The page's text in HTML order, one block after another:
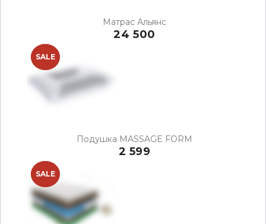
Матрас Альянс
24 500
NEW
SALE
Подушка MASSAGE FORM
2 599
NEW
SALE